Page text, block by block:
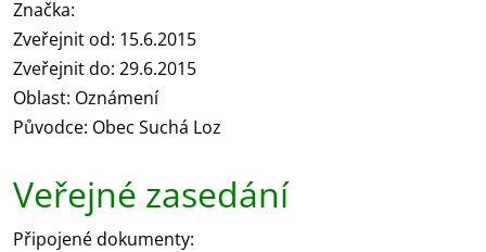
Značka:
Zveřejnit od: 15.6.2015
Zveřejnit do: 29.6.2015
Oblast: Oznámení
Původce: Obec Suchá Loz
Veřejné zasedání
Připojené dokumenty: